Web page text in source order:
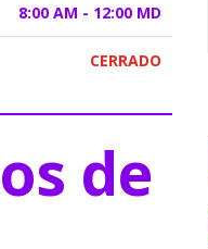
8:00 AM - 12:00 MD
CERRADO
de